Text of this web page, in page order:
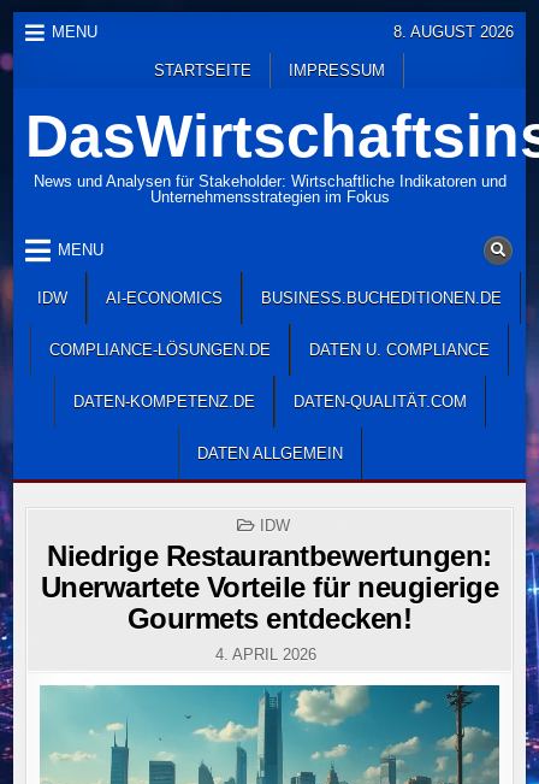
Skip
to
content
MENU
STARTSEITE IMPRESSUM
8. AUGUST 2026
News und Analysen für Stakeholder: Wirtschaftliche Indikatoren und
Unternehmensstrategien im Fokus
MENU
IDW AI-ECONOMICS BUSINESS.BUCHEDITIONEN.DE
COMPLIANCE-LÖSUNGEN.DE DATEN U. COMPLIANCE
DATEN-KOMPETENZ.DE DATEN-QUALITÄT.COM
DATEN ALLGEMEIN
POSTED
IDW
Niedrige Restaurantbewertungen:
Unerwartete Vorteile für neugierige
Gourmets entdecken!
4. APRIL 2026